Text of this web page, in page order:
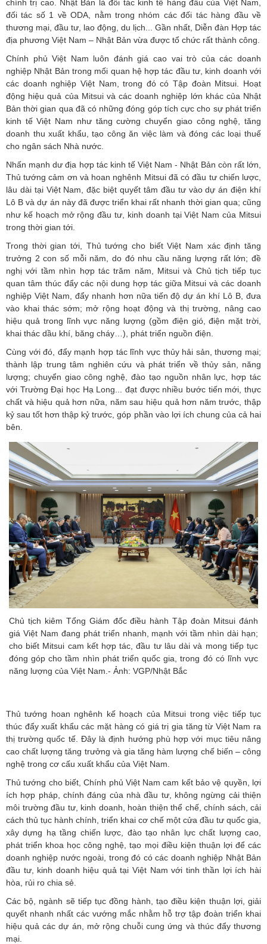
chính trị cao. Nhật Bản là đối tác kinh tế hàng đầu của Việt Nam,
đối tác số 1 về ODA, nằm trong nhóm các đối tác hàng đầu về
thương mại, đầu tư, lao động, du lịch... Gần nhất, Diễn đàn Hợp tác
địa phương Việt Nam – Nhật Bản vừa được tổ chức rất thành công.
Chính phủ Việt Nam luôn đánh giá cao vai trò của các doanh
nghiệp Nhật Bản trong mối quan hệ hợp tác đầu tư, kinh doanh với
các doanh nghiệp Việt Nam, trong đó có Tập đoàn Mitsui. Hoạt
động hiệu quả của Mitsui và các doanh nghiệp lớn khác của Nhật
Bản thời gian qua đã có những đóng góp tích cực cho sự phát triển
kinh tế Việt Nam như tăng cường chuyển giao công nghệ, tăng
doanh thu xuất khẩu, tạo công ăn việc làm và đóng các loại thuế
cho ngân sách Nhà nước.
Nhấn mạnh dư địa hợp tác kinh tế Việt Nam - Nhật Bản còn rất lớn,
Thủ tướng cảm ơn và hoan nghênh Mitsui đã có đầu tư chiến lược,
lâu dài tại Việt Nam, đặc biệt quyết tâm đầu tư vào dự án điện khí
Lô B và dự án này đã được triển khai rất nhanh thời gian qua; cũng
như kế hoạch mở rộng đầu tư, kinh doanh tại Việt Nam của Mitsui
trong thời gian tới.
Trong thời gian tới, Thủ tướng cho biết Việt Nam xác định tăng
trưởng 2 con số mỗi năm, do đó nhu cầu năng lượng rất lớn; đề
nghị với tầm nhìn hợp tác trăm năm, Mitsui và Chủ tịch tiếp tục
quan tâm thúc đẩy các nội dung hợp tác giữa Mitsui và các doanh
nghiệp Việt Nam, đẩy nhanh hơn nữa tiến độ dự án khí Lô B, đưa
vào khai thác sớm; mở rộng hoạt động và thị trường, nâng cao
hiệu quả trong lĩnh vực năng lượng (gồm điện gió, điện mặt trời,
khai thác dầu khí, băng cháy…), phát triển nguồn điện.
Cùng với đó, đẩy mạnh hợp tác lĩnh vực thủy hải sản, thương mại;
thành lập trung tâm nghiên cứu và phát triển về thủy sản, năng
lượng; chuyển giao công nghệ, đào tạo nguồn nhân lực, hợp tác
với Trường Đại học Hạ Long... đạt được nhiều bước tiến mới, thực
chất và hiệu quả hơn nữa, năm sau hiệu quả hơn năm trước, thập
kỷ sau tốt hơn thập kỷ trước, góp phần vào lợi ích chung của cả hai
bên.
Chủ tịch kiêm Tổng Giám đốc điều hành Tập đoàn Mitsui đánh
giá Việt Nam đang phát triển nhanh, mạnh với tầm nhìn dài hạn;
cho biết Mitsui cam kết hợp tác, đầu tư lâu dài và mong tiếp tục
đóng góp cho tầm nhìn phát triển quốc gia, trong đó có lĩnh vực
năng lượng của Việt Nam.- Ảnh: VGP/Nhật Bắc
Thủ tướng hoan nghênh kế hoạch của Mitsui trong việc tiếp tục
thúc đẩy xuất khẩu các mặt hàng có giá trị gia tăng từ Việt Nam ra
thị trường quốc tế. Đây là định hướng phù hợp với mục tiêu nâng
cao chất lượng tăng trưởng và gia tăng hàm lượng chế biến – công
nghệ trong cơ cấu xuất khẩu của Việt Nam.
Thủ tướng cho biết, Chính phủ Việt Nam cam kết bảo vệ quyền, lợi
ích hợp pháp, chính đáng của nhà đầu tư, không ngừng cải thiện
môi trường đầu tư, kinh doanh, hoàn thiện thể chế, chính sách, cải
cách thủ tục hành chính, triển khai cơ chế một cửa đầu tư quốc gia,
xây dựng hạ tầng chiến lược, đào tạo nhân lực chất lượng cao,
phát triển khoa học công nghệ, tạo mọi điều kiện thuận lợi để các
doanh nghiệp nước ngoài, trong đó có các doanh nghiệp Nhật Bản
đầu tư, kinh doanh hiệu quả tại Việt Nam với tinh thần lợi ích hài
hòa, rủi ro chia sẻ.
Các bộ, ngành sẽ tiếp tục đồng hành, tạo điều kiện thuận lợi, giải
quyết nhanh nhất các vướng mắc nhằm hỗ trợ tập đoàn triển khai
hiệu quả các dự án, mở rộng chuỗi cung ứng và thúc đẩy thương
mại.